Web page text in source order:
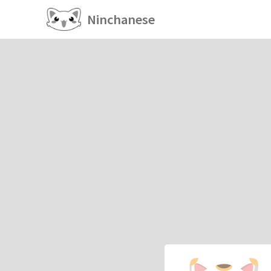
Ninchanese